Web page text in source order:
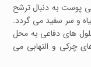
به دنبال ترشح
و سر سفید می گردد.
های دفاعی به محل
چرکی و التهابی می